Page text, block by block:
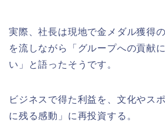
実際、社長は現地で金メダル獲得
を流しながら「グループへの貢献
い」と語ったそうです。
ビジネスで得た利益を、文化やス
に残る感動」に再投資する。